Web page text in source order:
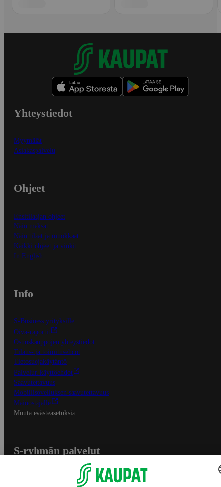
Yhteystiedot
Myymälät
Asiakaspalvelu
Ohjeet
Ensitilaajan ohjeet
Näin maksat
Näin tilaat ja muokkaat
Kaikki ohjeet ja vinkit
In English
Info
S-Business yrityksille
Oiva-raportit
Osuuskauppojen yhteystiedot
Tilaus- ja toimitusehdot
Tietosuojakäytäntö
Palvelun käyttöehdot
Saavutettavuus
Mobiilisovelluksen saavutettavuus
Mainostajalle
Muuta evästeasetuksia
S-ryhmän palvelut